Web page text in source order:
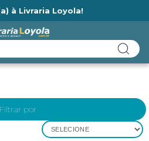
à Livraria Loyola!
Filtrar por
SELECIONE